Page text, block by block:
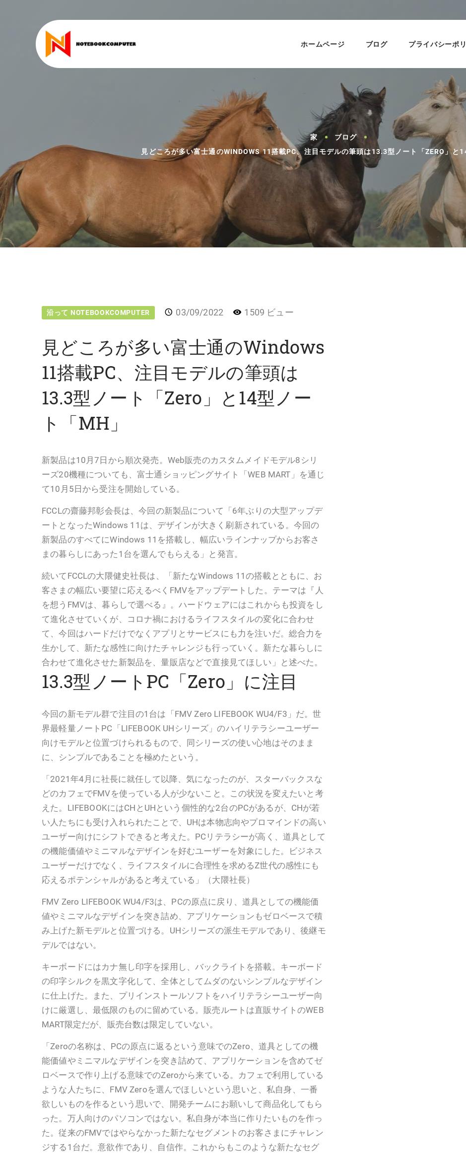
ホームページ ブログ プライバシーポ
家
ブログ
見どころが多い富士通のWINDOWS 11搭載PC、注目モデルの筆頭は13.3型ノート「ZERO」と
沿って NOTEBOOKCOMPUTER 03/09/2022 1509 ビュー
見どころが多い富士通のWindows
11搭載PC、注目モデルの筆頭は
13.3型ノート「Zero」と14型ノー
ト「MH」
新製品は10月7日から順次発売。Web販売のカスタムメイドモデル8シリ
ーズ20機種についても、富士通ショッピングサイト「WEB MART」を通じ
て10月5日から受注を開始している。
FCCLの齋藤邦彰会長は、今回の新製品について「6年ぶりの大型アップデ
ートとなったWindows 11は、デザインが大きく刷新されている。今回の
新製品のすべてにWindows 11を搭載し、幅広いラインナップからお客さ
まの暮らしにあった1台を選んでもらえる」と発言。
続いてFCCLの大隈健史社長は、「新たなWindows 11の搭載とともに、お
客さまの幅広い要望に応えるべくFMVをアップデートした。テーマは『人
を想うFMVは、暮らしで選べる』。ハードウェアにはこれからも投資をし
て進化させていくが、コロナ禍におけるライフスタイルの変化に合わせ
て、今回はハードだけでなくアプリとサービスにも力を注いだ。総合力を
生かして、新たな感性に向けたチャレンジも行っていく。新たな暮らしに
合わせて進化させた新製品を、量販店などで直接見てほしい」と述べた。
13.3型ノートPC「Zero」に注目
今回の新モデル群で注目の1台は「FMV Zero LIFEBOOK WU4/F3」だ。世
界最軽量ノートPC「LIFEBOOK UHシリーズ」のハイリテラシーユーザー
向けモデルと位置づけられるもので、同シリーズの使い心地はそのまま
に、シンプルであることを極めたという。
「2021年4月に社長に就任して以降、気になったのが、スターバックスな
どのカフェでFMVを使っている人が少ないこと。この状況を変えたいと考
えた。LIFEBOOKにはCHとUHという個性的な2台のPCがあるが、CHが若
い人たちにも受け入れられたことで、UHは本物志向やプロマインドの高い
ユーザー向けにシフトできると考えた。PCリテラシーが高く、道具として
の機能価値やミニマルなデザインを好むユーザーを対象にした。ビジネス
ユーザーだけでなく、ライフスタイルに合理性を求めるZ世代の感性にも
応えるポテンシャルがあると考えている」（大隈社長）
FMV Zero LIFEBOOK WU4/F3は、PCの原点に戻り、道具としての機能価
値やミニマルなデザインを突き詰め、アプリケーションもゼロベースで積
み上げた新モデルと位置づける。UHシリーズの派生モデルであり、後継モ
デルではない。
キーボードにはカナ無し印字を採用し、バックライトを搭載。キーボード
の印字シルクを黒文字化して、全体としてムダのないシンプルなデザイン
に仕上げた。また、プリインストールソフトをハイリテラシーユーザー向
けに厳選し、最低限のものに留めている。販売ルートは直販サイトのWEB
MART限定だが、販売台数は限定していない。
「Zeroの名称は、PCの原点に返るという意味でのZero、道具としての機
能価値やミニマルなデザインを突き詰めて、アプリケーションを含めてゼ
ロベースで作り上げる意味でのZeroから来ている。カフェで利用している
ような人たちに、FMV Zeroを選んでほしいという思いと、私自身、一番
欲しいものを作るという思いで、開発チームにお願いして商品化してもら
った。万人向けのパソコンではない。私自身が本当に作りたいものを作っ
た。従来のFMVではやらなかった新たなセグメントのお客さまにチャレン
ジする1台だ。意欲作であり、自信作。これからもこのような新たなセグ